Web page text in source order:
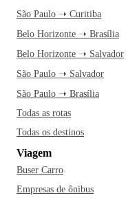
São Paulo ➝ Curitiba
Belo Horizonte ➝ Brasília
Belo Horizonte ➝ Salvador
São Paulo ➝ Salvador
São Paulo ➝ Brasília
Todas as rotas
Todas os destinos
Viagem
Buser Carro
Empresas de ônibus